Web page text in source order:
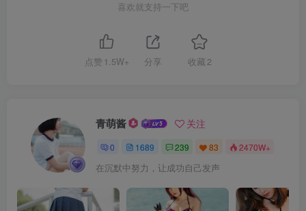
喜欢就支持一下吧
点赞 1.5W+ 分享 收藏 2
青萌酱 关注
0 1689 239 83 2470W+
在沉默中努力，让成功自己发声